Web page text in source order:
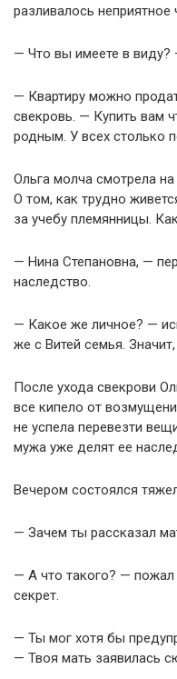
разливалось неприятное
— Что вы имеете в виду?
— Квартиру можно
свекровь. — Купить вам
родным. У всех столько
Ольга молча смотрела
О том, как трудно
за учебу племянницы.
— Нина Степановна, —
наследство.
— Какое же личное? —
же с Витей семья.
После ухода свекрови
все кипело от
не успела перевезти
мужа уже делят ее
Вечером состоялся
— Зачем ты рассказал
— А что такого? —
секрет.
— Ты мог хотя бы
— Твоя мать заявилась